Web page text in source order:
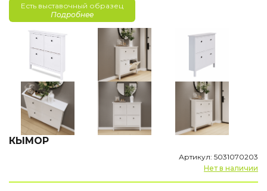
Есть выставочный образец
Подробнее
КЫМОР
Артикул: 5031070203
Нет в наличии